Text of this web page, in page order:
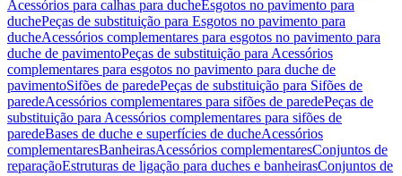
Acessórios para calhas para ducheEsgotos no pavimento para
duchePeças de substituição para Esgotos no pavimento para
ducheAcessórios complementares para esgotos no pavimento para
duche de pavimentoPeças de substituição para Acessórios
complementares para esgotos no pavimento para duche de
pavimentoSifões de paredePeças de substituição para Sifões de
paredeAcessórios complementares para sifões de paredePeças de
substituição para Acessórios complementares para sifões de
paredeBases de duche e superfícies de ducheAcessórios
complementaresBanheirasAcessórios complementaresConjuntos de
reparaçãoEstruturas de ligação para duches e banheirasConjuntos de